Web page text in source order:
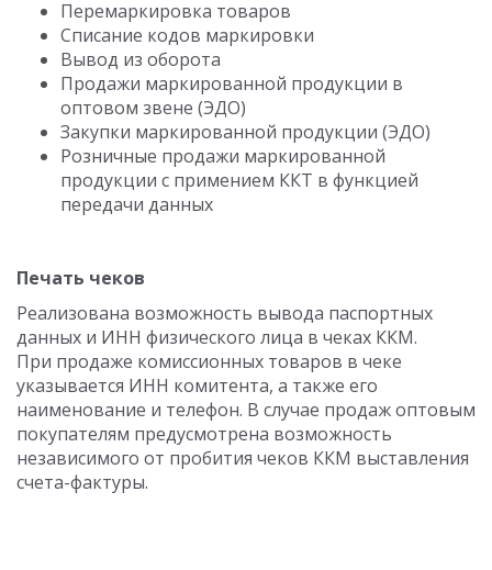
Перемаркировка товаров
Списание кодов маркировки
Вывод из оборота
Продажи маркированной продукции в
оптовом звене (ЭДО)
Закупки маркированной продукции (ЭДО)
Розничные продажи маркированной
продукции с примением ККТ в функцией
передачи данных
Печать чеков
Реализована возможность вывода паспортных
данных и ИНН физического лица в чеках ККМ.
При продаже комиссионных товаров в чеке
указывается ИНН комитента, а также его
наименование и телефон. В случае продаж оптовым
покупателям предусмотрена возможность
независимого от пробития чеков ККМ выставления
счета-фактуры.